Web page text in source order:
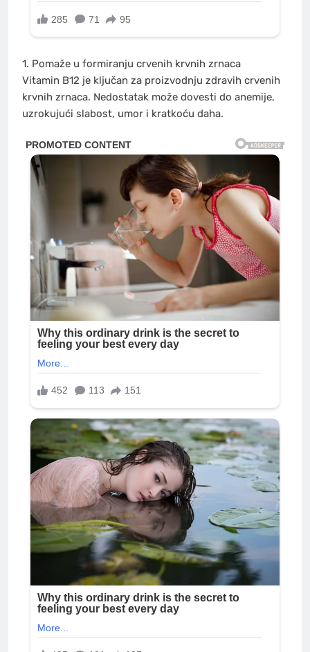
1. Pomaže u formiranju crvenih krvnih zrnaca
Vitamin B12 je ključan za proizvodnju zdravih crvenih
krvnih zrnaca. Nedostatak može dovesti do anemije,
uzrokujući slabost, umor i kratkoću daha.